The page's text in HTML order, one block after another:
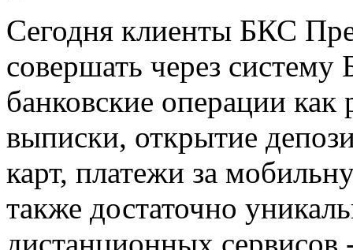
Сегодня клиенты БКС
совершать через
банковские операции
выписки, открытие
карт, платежи за
также достаточно
дистанционных сервисов